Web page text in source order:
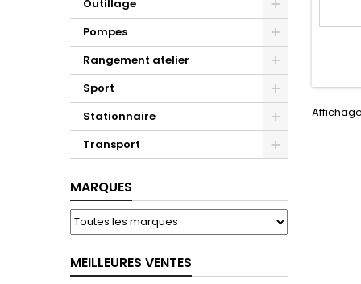
Outillage
Pompes
Rangement atelier
Sport
Stationnaire
Transport
MARQUES
MEILLEURES VENTES